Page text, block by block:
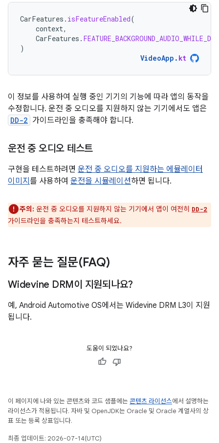
CarFeatures . isFeatureEnabled(
context,
CarFeatures .
)
VideoApp . kt
이 정보를 사용하여 실행 중인 기기의 기능에 따라 앱의 동작을
수정합니다. 운전 중 오디오를 지원하지 않는 기기에서도 앱은
DD-2 가이드라인을 충족해야 합니다.
운전 중 오디오 테스트
구현을 테스트하려면 운전 중 오디오를 지원하는 에뮬레이터
이미지 를 사용하여 운전을 시뮬레이션하면 됩니다.
주의: 운전 중 오디오를 지원하지 않는 기기에서 앱이 여전히 DD-2
가이드라인을 충족하는지 테스트하세요.
자주 묻는 질문(FAQ)
Widevine DRM이 지원되나요?
예, Android Automotive OS에서는 Widevine DRM L3이 지원
됩니다.
도움이 되었나요?
이 페이지에 나와 있는 콘텐츠와 코드 샘플에는 콘텐츠 라이선스에서 설명하는
라이선스가 적용됩니다. 자바 및 OpenJDK는 Oracle 및 Oracle 계열사의 상
표 또는 등록 상표입니다.
최종 업데이트: 2026-07-14(UTC)